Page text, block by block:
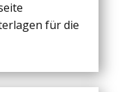
für die